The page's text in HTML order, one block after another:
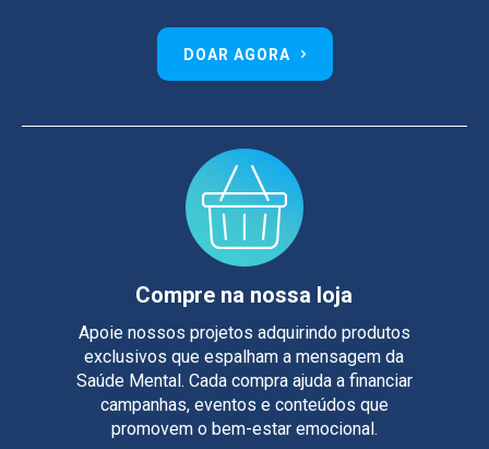
DOAR AGORA
Compre na nossa loja
Apoie nossos projetos adquirindo produtos
exclusivos que espalham a mensagem da
Saúde Mental. Cada compra ajuda a financiar
campanhas, eventos e conteúdos que
promovem o bem-estar emocional.